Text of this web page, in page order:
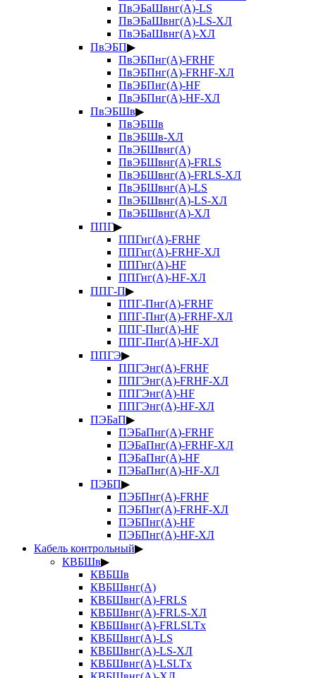
ПвЭБаШвнг(А)-LS
ПвЭБаШвнг(А)-LS-ХЛ
ПвЭБаШвнг(А)-ХЛ
ПвЭБП▶
ПвЭБПнг(А)-FRHF
ПвЭБПнг(А)-FRHF-ХЛ
ПвЭБПнг(А)-HF
ПвЭБПнг(А)-HF-ХЛ
ПвЭБШв▶
ПвЭБШв
ПвЭБШв-ХЛ
ПвЭБШвнг(А)
ПвЭБШвнг(А)-FRLS
ПвЭБШвнг(А)-FRLS-ХЛ
ПвЭБШвнг(А)-LS
ПвЭБШвнг(А)-LS-ХЛ
ПвЭБШвнг(А)-ХЛ
ППГ▶
ППГнг(А)-FRHF
ППГнг(А)-FRHF-ХЛ
ППГнг(А)-HF
ППГнг(А)-HF-ХЛ
ППГ-П▶
ППГ-Пнг(А)-FRHF
ППГ-Пнг(А)-FRHF-ХЛ
ППГ-Пнг(А)-HF
ППГ-Пнг(А)-HF-ХЛ
ППГЭ▶
ППГЭнг(А)-FRHF
ППГЭнг(А)-FRHF-ХЛ
ППГЭнг(А)-HF
ППГЭнг(А)-HF-ХЛ
ПЭБаП▶
ПЭБаПнг(А)-FRHF
ПЭБаПнг(А)-FRHF-ХЛ
ПЭБаПнг(А)-HF
ПЭБаПнг(А)-HF-ХЛ
ПЭБП▶
ПЭБПнг(А)-FRHF
ПЭБПнг(А)-FRHF-ХЛ
ПЭБПнг(А)-HF
ПЭБПнг(А)-HF-ХЛ
Кабель контрольный▶
КВБШв▶
КВБШв
КВБШвнг(А)
КВБШвнг(А)-FRLS
КВБШвнг(А)-FRLS-ХЛ
КВБШвнг(А)-FRLSLTx
КВБШвнг(А)-LS
КВБШвнг(А)-LS-ХЛ
КВБШвнг(А)-LSLTx